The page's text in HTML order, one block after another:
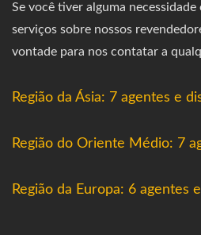
Se você tiver alguma
serviços sobre nossos
vontade para nos contatar a
Região da Ásia: 7 agentes e
Região do Oriente Médio: 7
Região da Europa: 6 agentes